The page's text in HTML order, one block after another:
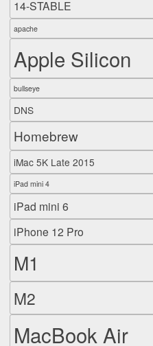
14-STABLE
apache
Apple Silicon
bullseye
DNS
Homebrew
iMac 5K Late 2015
iPad mini 4
iPad mini 6
iPhone 12 Pro
M1
M2
MacBook Air